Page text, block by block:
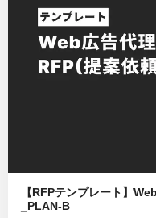
【RFPテンプレート】
_PLAN-B